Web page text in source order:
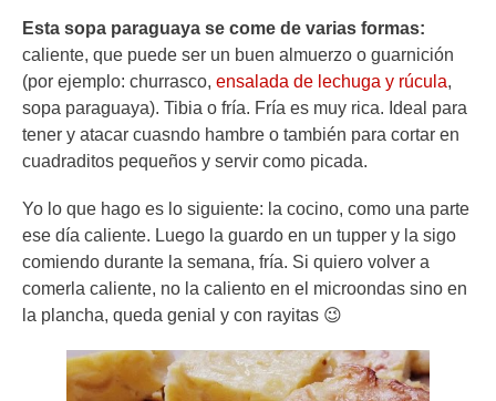
Esta sopa paraguaya se come de varias formas:
caliente, que puede ser un buen almuerzo o guarnición
(por ejemplo: churrasco, ensalada de lechuga y rúcula,
sopa paraguaya). Tibia o fría. Fría es muy rica. Ideal para
tener y atacar cuasndo hambre o también para cortar en
cuadraditos pequeños y servir como picada.
Yo lo que hago es lo siguiente: la cocino, como una parte
ese día caliente. Luego la guardo en un tupper y la sigo
comiendo durante la semana, fría. Si quiero volver a
comerla caliente, no la caliento en el microondas sino en
la plancha, queda genial y con rayitas 😉